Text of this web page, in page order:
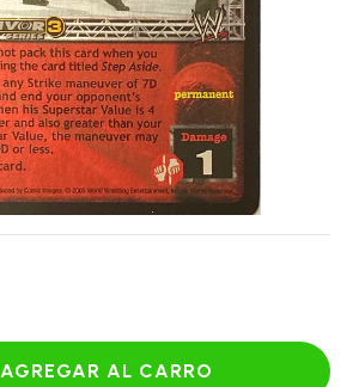
AGREGAR AL CARRO